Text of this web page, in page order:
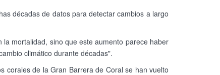
décadas de datos para detectar cambios a largo
mortalidad, sino que este aumento parece haber
climático durante décadas".
corales de la Gran Barrera de Coral se han vuelto